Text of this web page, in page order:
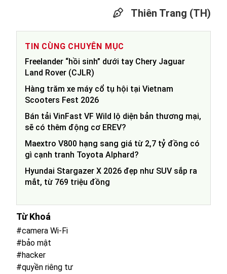
Thiên Trang (TH)
TIN CÙNG CHUYÊN MỤC
Freelander “hồi sinh” dưới tay Chery Jaguar
Land Rover (CJLR)
Hàng trăm xe máy cổ tụ hội tại Vietnam
Scooters Fest 2026
Bán tải VinFast VF Wild lộ diện bản thương mại,
sẽ có thêm động cơ EREV?
Maextro V800 hạng sang giá từ 2,7 tỷ đồng có
gì cạnh tranh Toyota Alphard?
Hyundai Stargazer X 2026 đẹp như SUV sắp ra
mắt, từ 769 triệu đồng
Từ Khoá
#camera Wi-Fi
#bảo mật
#hacker
#quyền riêng tư